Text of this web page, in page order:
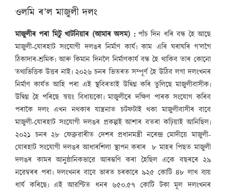
ওলমি ৰ’ল মাজুলী দলং
মাজুলীৰ পৰা মিটু খাটনিয়াৰ (আমাৰ অসম) : পাঁচ দিন ধৰি বন্ধ হৈ আছে
মাজুলী-যোৰহাট সংযোগী দলঙৰ নিৰ্মাণ কাৰ্য৷ কাম এৰি ঘৰাঘৰি গ’লগৈ
ঠিকাদাৰ-শ্ৰমিক৷ আৰু কিমান দিনলৈ নিৰ্মাণকাৰ্য বন্ধ হৈ থাকিব তাৰ কোনো
তথ্যভিত্তিক উত্তৰ নাই৷ ২০২৬ চনৰ ভিতৰত সম্পূৰ্ণ হৈ উঠিব লগা দলংখনৰ
নিৰ্মাণ কাৰ্যত আহি পৰা এই স্থবিৰতাই উদ্বিগ্ন কৰি তুলিছে মাজুলীবাসীক৷
উদ্বিগ্ন হৈ পৰিছে স্বয়ং বিধায়কো৷ মাজুলীৰে দক্ষিণ পাৰক সংযোগ কৰিব
পৰাকৈ দলং এখন নথকাৰ যান্ত্ৰনাত চটফটাই থকা মাজুলীবাসীৰ বাবে
মাজুলী-যোৰহাট সংযোগী দলঙৰ প্ৰকল্পই আশাৰ বতৰা কঢ়িয়াই আনিছিল৷
২০২১ চনৰ ২৮ ফেব্ৰুৱাৰীত দেশৰ প্ৰধানমন্ত্ৰী নৰেন্দ্ৰ মোদীয়ে মাজুলী-
যোৰহাট সংযোগী দলঙৰ আধাৰশিলা স্থাপন কৰাৰ ৮ মাহৰ পিছত মাজুলী
দলঙৰ কামৰ আনুষ্ঠানিকভাৱে আৰম্ভণি কৰা হৈছিল একে বছৰৰে ২৯
নৱেম্বৰৰ পৰা৷ দলংখনৰ বাবে ভাৰত চৰকাৰে ৯২৫ কোটি ৪৮ লাখ ব্যয়
ধাৰ্য কৰিছে৷ এই আৱণ্টিত ধনৰ ৬৫০.৫৭ কোটি টকা মূল দলংখনৰ